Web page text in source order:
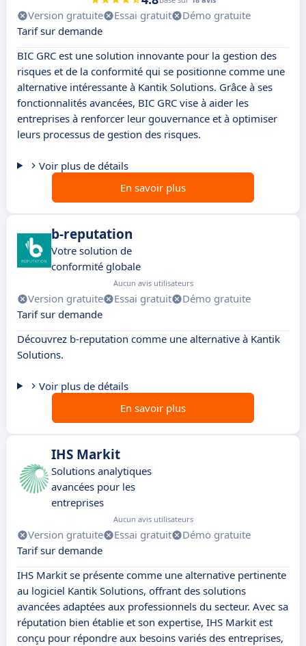
Version gratuite Essai gratuit
Démo gratuite
Tarif sur demande
BIC GRC est une solution innovante pour la gestion des
risques et de la conformité qui se positionne comme une
alternative intéressante à Kantik Solutions. Grâce à ses
fonctionnalités avancées, BIC GRC vise à aider les
entreprises à renforcer leur gouvernance et à optimiser
leurs processus de gestion des risques.
Voir plus de détails
En savoir plus
b-reputation
Votre solution de
conformité globale
Aucun avis utilisateurs
Version gratuite Essai gratuit
Démo gratuite
Tarif sur demande
Découvrez b-reputation comme une alternative à Kantik
Solutions.
Voir plus de détails
En savoir plus
IHS Markit
Solutions analytiques
avancées pour les
entreprises
Aucun avis utilisateurs
Version gratuite Essai gratuit
Démo gratuite
Tarif sur demande
IHS Markit se présente comme une alternative pertinente
au logiciel Kantik Solutions, offrant des solutions
avancées adaptées aux professionnels du secteur. Avec sa
réputation bien établie et son expertise, IHS Markit est
conçu pour répondre aux besoins variés des entreprises,